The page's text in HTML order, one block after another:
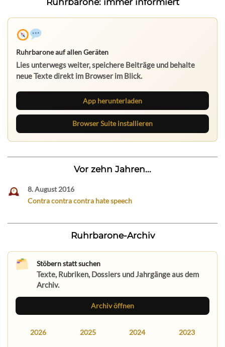
Ruhrbarone auf allen Geräten
Lies unterwegs weiter, speichere Beiträge und behalte
neue Texte direkt im Browser im Blick.
App herunterladen
Browser Suite installieren
Vor zehn Jahren...
8. August 2016
Contra contra contra hate speech
Ruhrbarone-Archiv
Stöbern statt suchen
Texte, Rubriken, Dossiers und Jahrgänge aus dem
Archiv.
Archiv öffnen
2026 2025 2024 2023